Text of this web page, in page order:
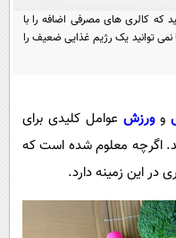
ها
که کالری های مصرفی اضافه را با
نمی توانید یک رژیم غذایی ضعیف را
وورزشعوامل کلیدی برای
اگرچه معلوم شده است که
در این زمینه دارد.